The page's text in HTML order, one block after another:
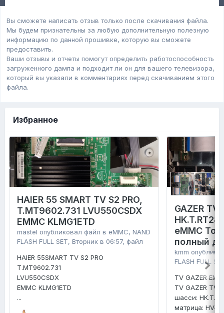
Вы сможете написать отзыв только после скачивания файла.
Мы будем признательны за любую дополнительную полезную
информацию по данной прошивке, которую вы сможете
предоставить.
Ваши отзывы и отчеты помогут определить работоспособность
загруженного дампa и подходит ли он для вашего телевизора,
который вы указали в комментариях перед скачиванием этого
файла.
Избранное
HAIER 55 SMART TV S2 PRO,
T.MT9602.731 LVU550CSDX
EMMC KLMG1ETD
mastel опубликовал файл в eMMC, NAND
FLASH FULL SET, Вторник в 06:57, файл
HAIER 55SMART TV S2 PRO
T.MT9602.731
LVU550CSDX
EMMC KLMG1ETD
...
GAZER
eMMC
полный
kmm
FLASH FULL
TV GAZER
TV GAZER
шасси:
матрица: